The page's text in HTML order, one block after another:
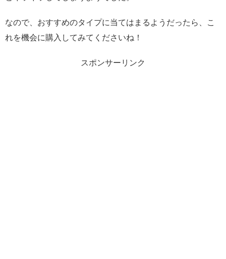
なので、おすすめのタイプに当てはまるようだったら、こ
れを機会に購入してみてくださいね！
スポンサーリンク